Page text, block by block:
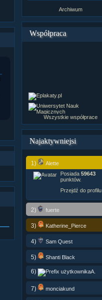
Archiwum
Współpraca
Wszystkie współprace
Najaktywniejsi
1)
Alette
Posiada 59643
punktów.
Przejdź do profilu
2) fuerte
3) Katherine_Pierce
4) Sam Quest
5) Shanti Black
6) A.
7) monciakund